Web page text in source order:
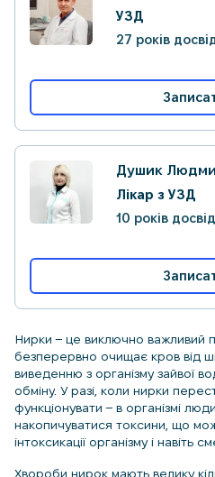
УЗД
27 років
Душик
Лікар з УЗД
10 років
Нирки – це виключно важливий
безперервно очищає кров від
виведенню з організму зайвої
обміну. У разі, коли нирки
функціонувати – в організмі
накопичуватися токсини, що
інтоксикації організму і навіть
Хвороби нирок мають велику